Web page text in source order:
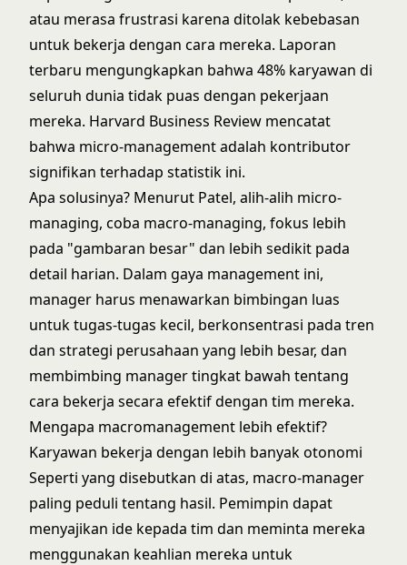
atau merasa frustrasi karena ditolak kebebasan
untuk bekerja dengan cara mereka. Laporan
terbaru mengungkapkan bahwa 48% karyawan di
seluruh dunia tidak puas dengan pekerjaan
mereka. Harvard Business Review mencatat
bahwa micro-management adalah kontributor
signifikan terhadap statistik ini.
Apa solusinya? Menurut Patel, alih-alih micro-
managing, coba macro-managing, fokus lebih
pada "gambaran besar" dan lebih sedikit pada
detail harian. Dalam gaya management ini,
manager harus menawarkan bimbingan luas
untuk tugas-tugas kecil, berkonsentrasi pada tren
dan strategi perusahaan yang lebih besar, dan
membimbing manager tingkat bawah tentang
cara bekerja secara efektif dengan tim mereka.
Mengapa macromanagement lebih efektif?
Karyawan bekerja dengan lebih banyak otonomi
Seperti yang disebutkan di atas, macro-manager
paling peduli tentang hasil. Pemimpin dapat
menyajikan ide kepada tim dan meminta mereka
menggunakan keahlian mereka untuk